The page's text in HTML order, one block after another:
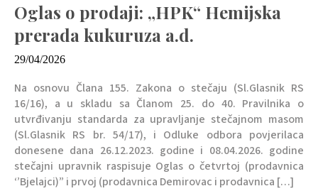
Oglas o prodaji: „HPK“ Hemijska
prerada kukuruza a.d.
29/04/2026
Na osnovu Člana 155. Zakona o stečaju (Sl.Glasnik RS
16/16), a u skladu sa Članom 25. do 40. Pravilnika o
utvrđivanju standarda za upravljanje stečajnom masom
(Sl.Glasnik RS br. 54/17), i Odluke odbora povjerilaca
donesene dana 26.12.2023. godine i 08.04.2026. godine
stečajni upravnik raspisuje Oglas o četvrtoj (prodavnica
‘’Bjelajci)” i prvoj (prodavnica Demirovac i prodavnica […]